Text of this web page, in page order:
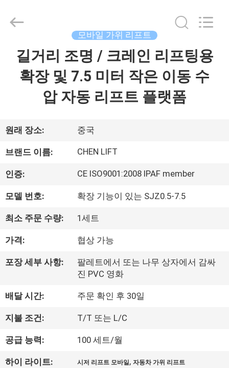
우
리
에
것
장
투
어
2026
Reserved.
모바일 가위 리프트
길거리 조명 / 크레인 리프팅용
확장 및 7.5 미터 작은 이동 수
압 자동 리프트 플랫폼
원래 장소: 중국
브랜드 이름: CHEN LIFT
인증: CE ISO9001:2008 IPAF member
모델 번호: 확장 기능이 있는 SJZ0.5-7.5
최소 주문 수량: 1세트
가격: 협상 가능
포장 세부 사항:
팔레트에서 또는 나무 상자에서 감싸
진 PVC 영화
배달 시간: 주문 확인 후 30일
지불 조건: T/T 또는 L/C
공급 능력: 100 세트/월
하이 라이트: 시저 리프트 모바일,자동차 가위 리프트